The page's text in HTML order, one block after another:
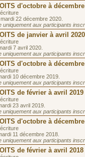
d'octobre à décembre
22 décembre 2020.
uniquement aux participants
de janvier à avril 2020
7 avril 2020.
uniquement aux participants
d'octobre à décembre
10 décembre 2019.
uniquement aux participants
de février à avril 2019
23 avril 2019.
uniquement aux participants
d'octobre à décembre
11 décembre 2018.
uniquement aux participants
de février à avril 2018